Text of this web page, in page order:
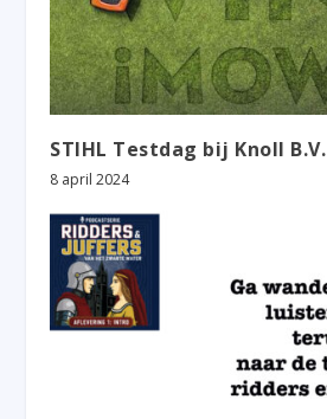
STIHL Testdag bij Knoll B.V.
8 april 2024